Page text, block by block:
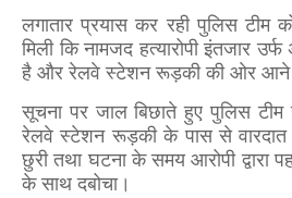
लगातार प्रयास कर रही पुलिस टीम
मिली कि नामजद हत्यारोपी इंतजार
है और रेलवे स्टेशन रूड़की की ओर आने
सूचना पर जाल बिछाते हुए पुलिस
रेलवे स्टेशन रूड़की के पास से वारदात
छुरी तथा घटना के समय आरोपी द्वारा
के साथ दबोचा।